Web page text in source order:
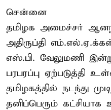
சென்னை
தமிழக அமைச்சர்
அதிருப்தி
எஸ்.பி. வேலுமணி இன்று
பரபரப்பு ஏற்படுத்தி
தமிழகத்தில் நடந்து
தனிப்பெரும் கட்சியாக